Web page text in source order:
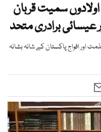
سمیت قربان
عیسائی برادری متحد
اور افواج پاکستان کے شانہ بشانہ